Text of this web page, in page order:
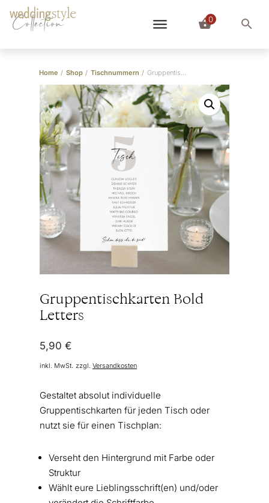
Collection 0
Home / Shop / Tischnummern / Gruppentischkarten Bold Letters
Gruppentischkarten Bold
Letters
5,90 €
inkl. MwSt. zzgl. Versandkosten
Gestaltet absolut individuelle
Gruppentischkarten für jeden Tisch oder
nutzt sie für einen Tischplan:
Verseht den Hintergrund mit Farbe oder
Struktur
Wählt eure Lieblingsschrift(en) und/oder